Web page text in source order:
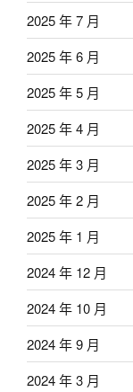
2025 年 7 月
2025 年 6 月
2025 年 5 月
2025 年 4 月
2025 年 3 月
2025 年 2 月
2025 年 1 月
2024 年 12 月
2024 年 10 月
2024 年 9 月
2024 年 3 月